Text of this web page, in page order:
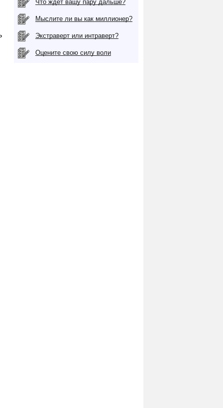
Что ждет вашу пару дальше?
Мыслите ли вы как миллионер?
Экстраверт или интраверт?
Оцените свою силу воли